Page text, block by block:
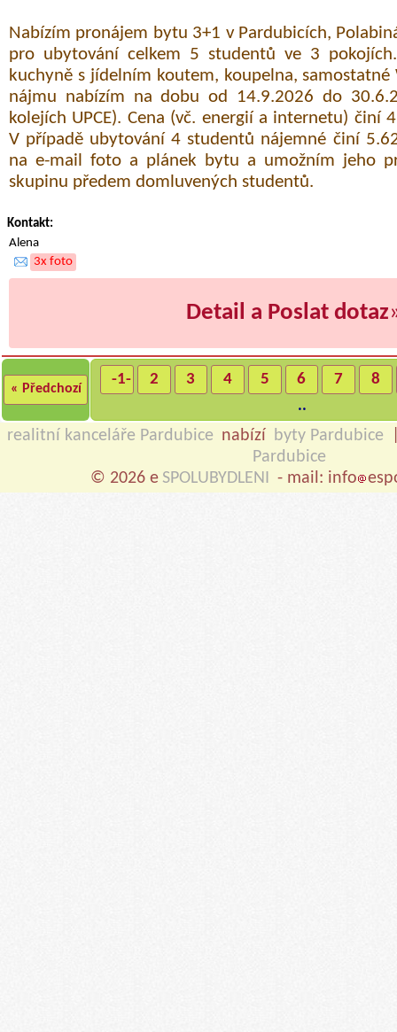
Nabízím pronájem bytu 3+1 v Pardubicích,
pro ubytování celkem 5 studentů ve 3
kuchyně s jídelním koutem, koupelna, samostatné
nájmu nabízím na dobu od 14.9.2026 do
kolejích UPCE). Cena (vč. energií a internetu) činí
V případě ubytování 4 studentů nájemné činí
na e-mail foto a plánek bytu a umožním jeho
skupinu předem domluvených studentů.
Kontakt:
Alena
3x foto
Detail a Poslat dotaz
« Předchozí
-1- 2 3 4 5 6 7
8
..
realitní kanceláře Pardubice nabízí byty Pardubice
Pardubice
© 2026 e SPOLUBYDLENI - mail: info